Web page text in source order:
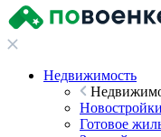
Недвижимость
Новостройки
Готовое